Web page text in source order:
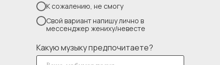
К сожалению, не смогу
Свой вариант напишу лично в
мессенджер жениху/невесте
Какую музыку предпочитаете?